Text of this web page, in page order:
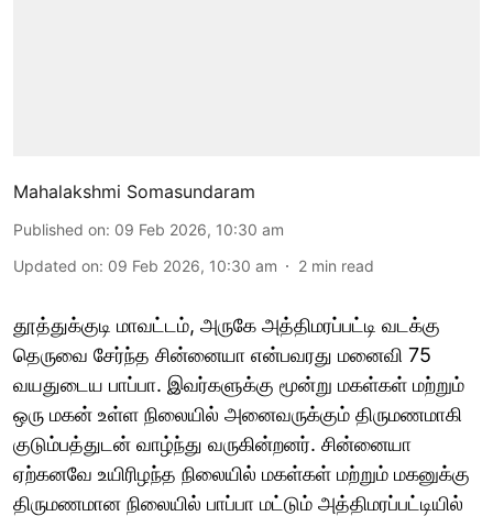
Mahalakshmi Somasundaram
Published on: 09 Feb 2026, 10:30 am
Updated on: 09 Feb 2026, 10:30 am 2 min read
தூத்துக்குடி மாவட்டம், அருகே அத்திமரப்பட்டி வடக்கு
தெருவை சேர்ந்த சின்னையா என்பவரது மனைவி 75
வயதுடைய பாப்பா. இவர்களுக்கு மூன்று மகள்கள் மற்றும்
ஒரு மகன் உள்ள நிலையில் அனைவருக்கும் திருமணமாகி
குடும்பத்துடன் வாழ்ந்து வருகின்றனர். சின்னையா
ஏற்கனவே உயிரிழந்த நிலையில் மகள்கள் மற்றும் மகனுக்கு
திருமணமான நிலையில் பாப்பா மட்டும் அத்திமரப்பட்டியில்